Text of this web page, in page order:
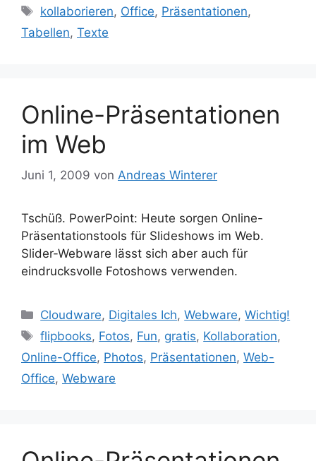
Schlagwörter
kollaborieren, Office, Präsentationen,
Tabellen, Texte
Online-Präsentationen
im Web
Juni 1, 2009 von Andreas Winterer
Tschüß. PowerPoint: Heute sorgen Online-
Präsentationstools für Slideshows im Web.
Slider-Webware lässt sich aber auch für
eindrucksvolle Fotoshows verwenden.
Kategorien
Cloudware, Digitales Ich,Webware,Wichtig!
Schlagwörter
flipbooks, Fotos, Fun, gratis, Kollaboration,
Online-Office, Photos, Präsentationen, Web-
Office, Webware